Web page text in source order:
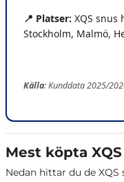
📍 Platser: XQS snus
Stockholm, Malmö,
Källa: Kunddata 2025/
Mest köpta
Nedan hittar du de